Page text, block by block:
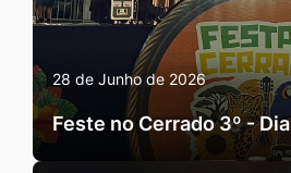
28 de Junho de 2026
Feste no Cerrado 3º - Dia